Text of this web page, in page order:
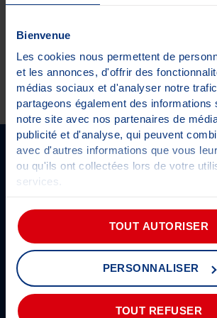
Bienvenue
Les cookies nous permettent de
et les annonces, d'offrir des
médias sociaux et d'analyser notre
partageons également des informations
notre site avec nos partenaires de
publicité et d'analyse, qui peuvent
avec d'autres informations que vous
ou qu'ils ont collectées lors de votre
services.
Pour plus d'informations sur les
TOUT AUTORISER
PERSONNALISER
TOUT REFUSER
←
→
Prendre rendez-vous
Être alerté
Informations CT
FAQ
Les engagements Autosur